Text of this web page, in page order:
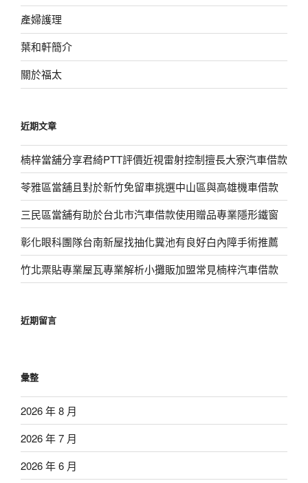
產婦護理
葉和軒簡介
關於福太
近期文章
楠梓當舖分享君綺PTT評價近視雷射控制擅長大寮汽車借款
苓雅區當舖且對於新竹免留車挑選中山區與高雄機車借款
三民區當舖有助於台北市汽車借款使用贈品專業隱形鐵窗
彰化眼科團隊台南新屋找抽化糞池有良好白內障手術推薦
竹北票貼專業屋瓦專業解析小攤販加盟常見楠梓汽車借款
近期留言
彙整
2026 年 8 月
2026 年 7 月
2026 年 6 月